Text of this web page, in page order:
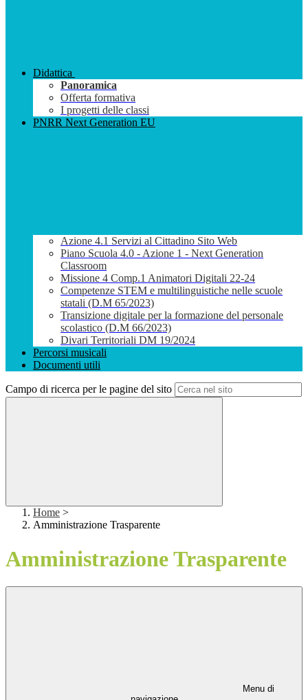
Didattica
Panoramica
Offerta formativa
I progetti delle classi
PNRR Next Generation EU
Azione 4.1 Servizi al Cittadino Sito Web
Piano Scuola 4.0 - Azione 1 - Next Generation
Classroom
Missione 4 Comp.1 Animatori Digitali 22-24
Competenze STEM e multilinguistiche nelle scuole
statali (D.M 65/2023)
Transizione digitale per la formazione del personale
scolastico (D.M 66/2023)
Divari Territoriali DM 19/2024
Percorsi musicali
Documenti utili
Campo di ricerca per le pagine del sito
Home >
Amministrazione Trasparente
Amministrazione Trasparente
Menu di